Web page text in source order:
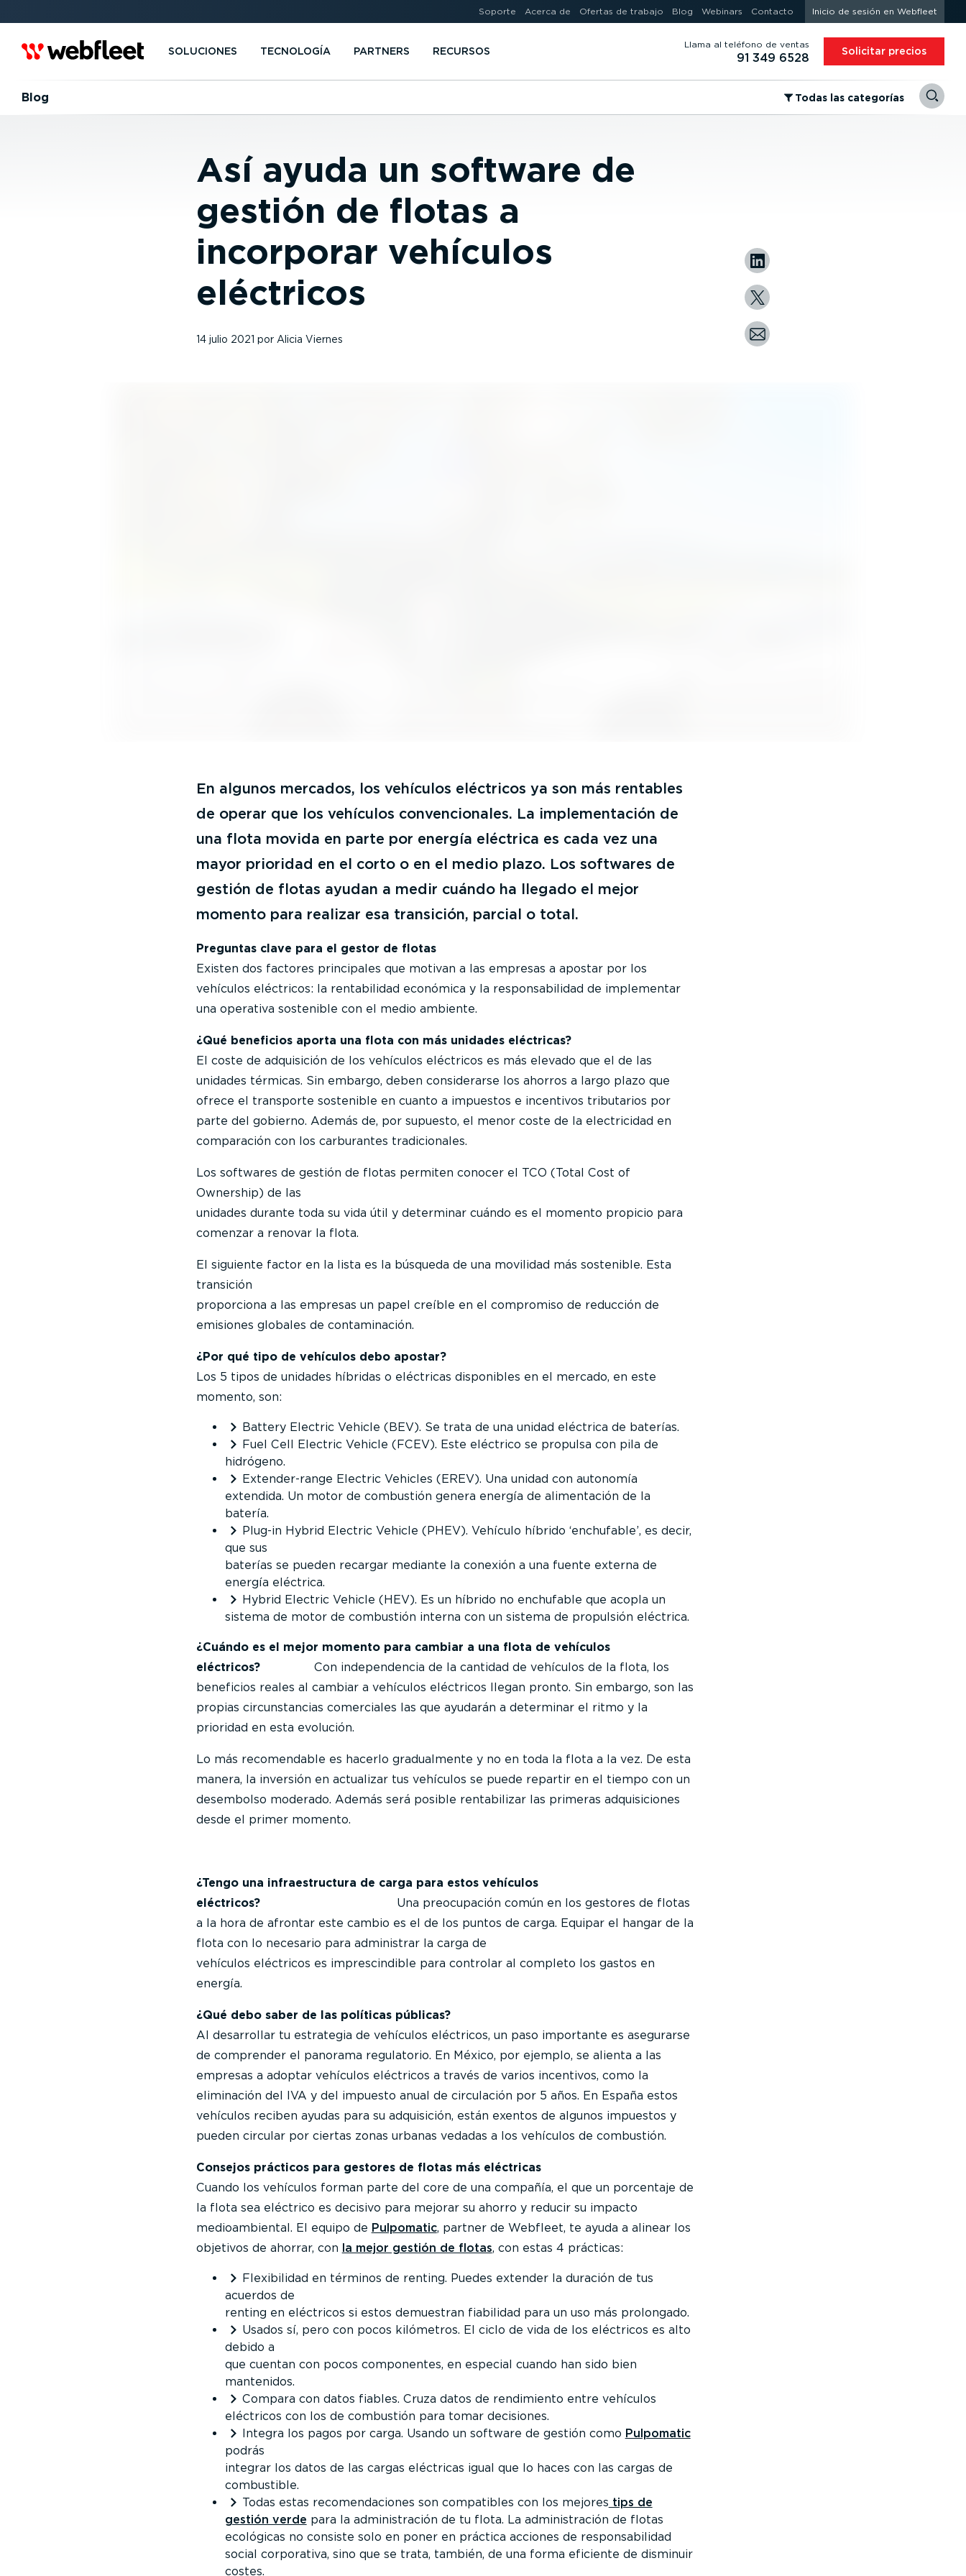
Soporte Acerca de Ofertas de trabajo Blog Webinars Contacto Inicio de sesión en Webfleet
SOLUCIONES TECNOLOGÍA PARTNERS RECURSOS
Llama al teléfono de ventas
91 349 6528 Solicitar precios
Blog ⁠Todas las categorías
Así ayuda un software de
gestión de flotas a
incorporar vehículos
eléctricos
14 julio 2021 por Alicia Viernes
En algunos mercados, los vehículos eléctricos ya son más rentables
de operar que los vehículos convencionales. La implementación de
una flota movida en parte por energía eléctrica es cada vez una
mayor prioridad en el corto o en el medio plazo. Los softwares de
gestión de flotas ayudan a medir cuándo ha llegado el mejor
momento para realizar esa transición, parcial o total.
Preguntas clave para el gestor de flotas
Existen dos factores principales que motivan a las empresas a apostar por los
vehículos eléctricos: la rentabilidad económica y la responsabilidad de implementar
una operativa sostenible con el medio ambiente.
¿Qué beneficios aporta una flota con más unidades eléctricas?
El coste de adquisición de los vehículos eléctricos es más elevado que el de las
unidades térmicas. Sin embargo, deben considerarse los ahorros a largo plazo que
ofrece el transporte sostenible en cuanto a impuestos e incentivos tributarios por
parte del gobierno. Además de, por supuesto, el menor coste de la electricidad en
comparación con los carburantes tradicionales.
Los softwares de gestión de flotas permiten conocer el TCO (Total Cost of
Ownership) de las
unidades durante toda su vida útil y determinar cuándo es el momento propicio para
comenzar a renovar la flota.
El siguiente factor en la lista es la búsqueda de una movilidad más sostenible. Esta
transición
proporciona a las empresas un papel creíble en el compromiso de reducción de
emisiones globales de contaminación.
¿Por qué tipo de vehículos debo apostar?
Los 5 tipos de unidades híbridas o eléctricas disponibles en el mercado, en este
momento, son:
Battery Electric Vehicle (BEV). Se trata de una unidad eléctrica de baterías.
Fuel Cell Electric Vehicle (FCEV). Este eléctrico se propulsa con pila de
hidrógeno.
Extender-range Electric Vehicles (EREV). Una unidad con autonomía
extendida. Un motor de combustión genera energía de alimentación de la
batería.
Plug-in Hybrid Electric Vehicle (PHEV). Vehículo híbrido ‘enchufable’, es decir,
que sus
baterías se pueden recargar mediante la conexión a una fuente externa de
energía eléctrica.
Hybrid Electric Vehicle (HEV). Es un híbrido no enchufable que acopla un
sistema de motor de combustión interna con un sistema de propulsión eléctrica.
¿Cuándo es el mejor momento para cambiar a una flota de vehículos
eléctricos? Con independencia de la cantidad de vehículos de la flota, los
beneficios reales al cambiar a vehículos eléctricos llegan pronto. Sin embargo, son las
propias circunstancias comerciales las que ayudarán a determinar el ritmo y la
prioridad en esta evolución.
Lo más recomendable es hacerlo gradualmente y no en toda la flota a la vez. De esta
manera, la inversión en actualizar tus vehículos se puede repartir en el tiempo con un
desembolso moderado. Además será posible rentabilizar las primeras adquisiciones
desde el primer momento.
¿Tengo una infraestructura de carga para estos vehículos
eléctricos? Una preocupación común en los gestores de flotas
a la hora de afrontar este cambio es el de los puntos de carga. Equipar el hangar de la
flota con lo necesario para administrar la carga de
vehículos eléctricos es imprescindible para controlar al completo los gastos en
energía.
¿Qué debo saber de las políticas públicas?
Al desarrollar tu estrategia de vehículos eléctricos, un paso importante es asegurarse
de comprender el panorama regulatorio. En México, por ejemplo, se alienta a las
empresas a adoptar vehículos eléctricos a través de varios incentivos, como la
eliminación del IVA y del impuesto anual de circulación por 5 años. En España estos
vehículos reciben ayudas para su adquisición, están exentos de algunos impuestos y
pueden circular por ciertas zonas urbanas vedadas a los vehículos de combustión.
Consejos prácticos para gestores de flotas más eléctricas
Cuando los vehículos forman parte del core de una compañía, el que un porcentaje de
la flota sea eléctrico es decisivo para mejorar su ahorro y reducir su impacto
medioambiental. El equipo de Pulpomatic, partner de Webfleet, te ayuda a alinear los
objetivos de ahorrar, con la mejor gestión de flotas, con estas 4 prácticas:
Flexibilidad en términos de renting. Puedes extender la duración de tus
acuerdos de
renting en eléctricos si estos demuestran fiabilidad para un uso más prolongado.
Usados sí, pero con pocos kilómetros. El ciclo de vida de los eléctricos es alto
debido a
que cuentan con pocos componentes, en especial cuando han sido bien
mantenidos.
Compara con datos fiables. Cruza datos de rendimiento entre vehículos
eléctricos con los de combustión para tomar decisiones.
Integra los pagos por carga. Usando un software de gestión como Pulpomatic
podrás
integrar los datos de las cargas eléctricas igual que lo haces con las cargas de
combustible.
Todas estas recomendaciones son compatibles con los mejores tips de
gestión verde para la administración de tu flota. La administración de flotas
ecológicas no consiste solo en poner en práctica acciones de responsabilidad
social corporativa, sino que se trata, también, de una forma eficiente de disminuir
costes.